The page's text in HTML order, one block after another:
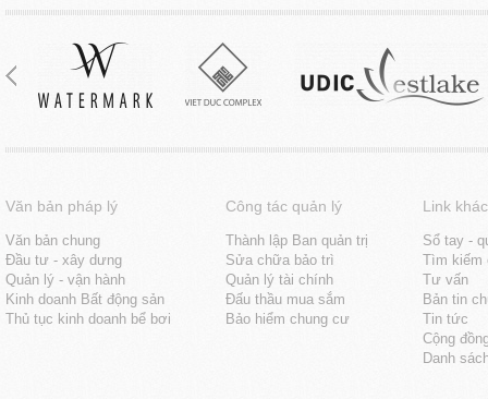
Văn bản pháp lý
Văn bản chung
Đầu tư - xây dưng
Quản lý - vận hành
Kinh doanh Bất động sản
Thủ tục kinh doanh bể bơi
Công tác quản lý
Thành lập Ban quản trị
Sửa chữa bảo trì
Quản lý tài chính
Đấu thầu mua sắm
Bảo hiểm chung cư
Link khác
Sổ tay -
Tìm kiếm
Tư vấn
Bản tin
Tin tức
Cộng
Danh